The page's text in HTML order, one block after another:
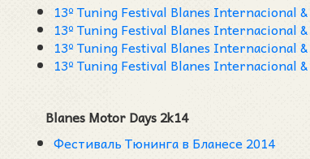
13º Tuning Festival Blanes Internacional
13º Tuning Festival Blanes Internacional
13º Tuning Festival Blanes Internacional
13º Tuning Festival Blanes Internacional
Blanes Motor Days 2k14
Фестиваль Тюнинга в Бланесе 2014